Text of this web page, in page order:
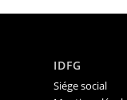
IDFG
Siége social